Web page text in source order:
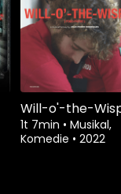
Will-o'-the-
1t 7min • Musikal,
Komedie • 2022